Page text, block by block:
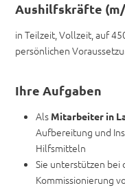
Aushilfskräfte
in Teilzeit, Vollzeit, auf
persönlichen
Ihre Aufgaben
AlsMitarbeiter in
Aufbereitung und
Hilfsmitteln
Sie unterstützen bei
Kommissionierung